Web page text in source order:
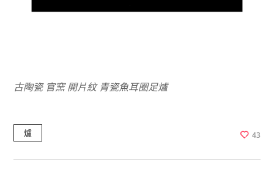
古陶瓷 官窯 開片紋 青瓷魚耳圈足爐
爐 43